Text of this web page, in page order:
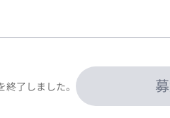
終了しました。